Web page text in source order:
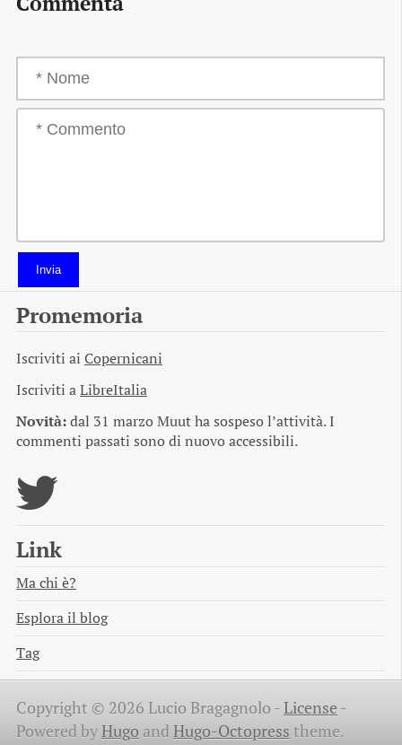
Invia
Promemoria
Iscriviti ai Copernicani
Iscriviti aLibreItalia
Novità:dal 31 marzo Muut ha sospeso l’attività. I
commenti passati sono di nuovo accessibili.
Link
Ma chi è?
Esplora il blog
Tag
Copyright © 2026 Lucio Bragagnolo -License -
Powered byHugo and Hugo-Octopress theme.